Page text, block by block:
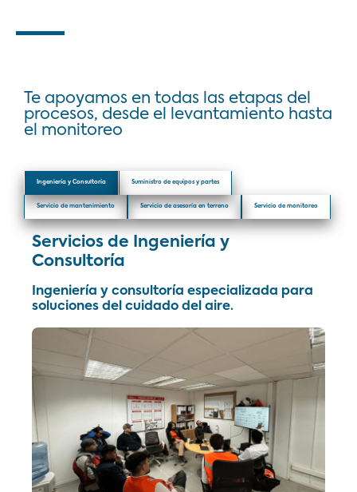
Te apoyamos en todas las etapas del
procesos, desde el levantamiento hasta
el monitoreo
Ingeniería y Consultoría Suministro de equipos y partes
Servicio de mantenimiento Servicio de asesoría en terreno Servicio de monitoreo
Servicios de Ingeniería y
Consultoría
Ingeniería y consultoría especializada para
soluciones del cuidado del aire.